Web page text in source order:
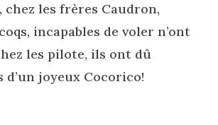
chez les frères Caudron,
incapables de voler n’ont
les pilote, ils ont dû
d’un joyeux Cocorico!